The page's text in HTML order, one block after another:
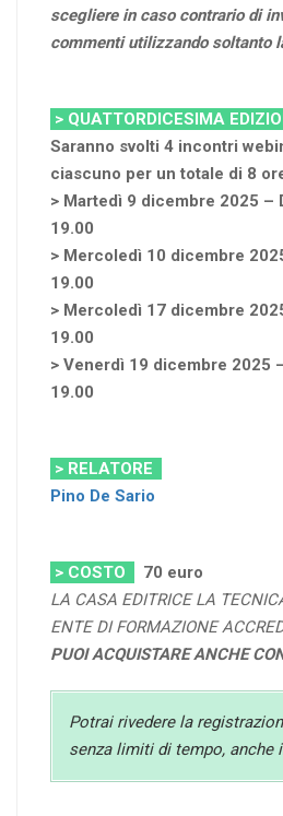
scegliere in caso contrario di
commenti utilizzando soltanto
> QUATTORDICESIMA
Saranno svolti 4 incontri
ciascuno per un totale di 8
> Martedì 9 dicembre 2025 –
19.00
> Mercoledì 10 dicembre
19.00
> Mercoledì 17 dicembre
19.00
> Venerdì 19 dicembre 2025
19.00
> RELATORE
Pino De Sario
> COSTO 70 euro
LA CASA EDITRICE LA
ENTE DI FORMAZIONE
PUOI ACQUISTARE ANCHE
Potrai rivedere la
senza limiti di tempo, anche